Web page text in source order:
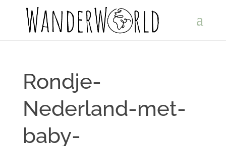
Rondje-
Nederland-met-
baby-